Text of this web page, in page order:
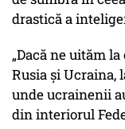
drastică a
„Dacă ne uităm
Rusia și Ucraina,
unde ucrainenii
din interiorul